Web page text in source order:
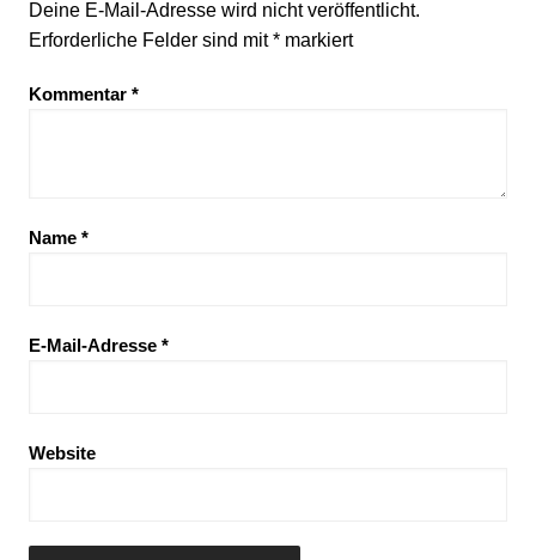
Deine E-Mail-Adresse wird nicht veröffentlicht.
Erforderliche Felder sind mit*markiert
Kommentar *
Name *
E-Mail-Adresse *
Website